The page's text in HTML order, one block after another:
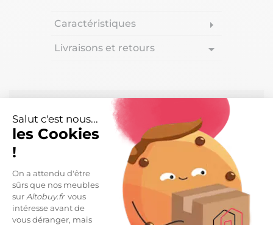
Salut c'est nous...
les Cookies
!
On a attendu d'être
sûrs que nos meubles
sur Altobuy.frvous
intéresse avant de
vous déranger, mais
Caractéristiques arrow_right
Livraisons et retours arrow_drop_down
DESCRIPTION
Table Repas Extensible Aspect Marbre Gris
Anthracite de la gamme Piralia.
Osez le marbre dans votre intérieur pour sublimer
votre décoration en lui apportant une sophistication
naturelle.
Vous pourrez l'associer avec d'autres éléments de
décoration comme le métal doré ou le bois.